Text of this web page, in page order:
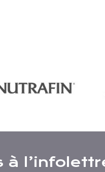
à